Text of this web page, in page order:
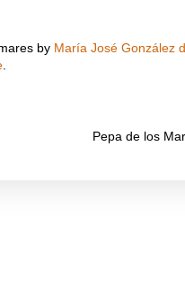
by María José González
.
Pepa de los